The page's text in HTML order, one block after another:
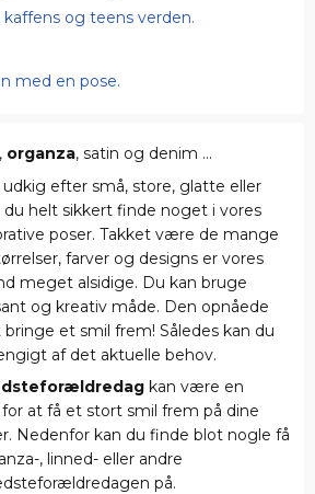
kaffens og teens verden.
med en pose.
organza, satin og denim ...
efter små, store, glatte eller
du helt sikkert finde noget i vores
poser. Takket være de mange
farver og designs er vores
meget alsidige. Du kan bruge
og kreativ måde. Den opnåede
et smil frem! Således kan du
af det aktuelle behov.
kan være en
at få et stort smil frem på dine
Nedenfor kan du finde blot nogle få
, linned- eller andre
på.